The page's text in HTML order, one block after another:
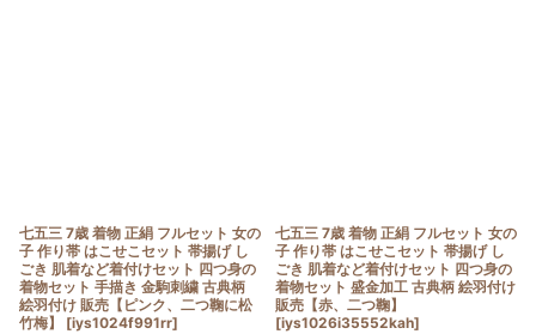
七五三 7歳 着物 正絹 フルセット 女の
子 作り帯 はこせこセット 帯揚げ し
ごき 肌着など着付けセット 四つ身の
着物セット 手描き 金駒刺繍 古典柄
絵羽付け 販売【ピンク、二つ鞠に松
竹梅】
[iys1024f991rr]
七五三 7歳 着物 正絹 フルセット 女の
子 作り帯 はこせこセット 帯揚げ し
ごき 肌着など着付けセット 四つ身の
着物セット 盛金加工 古典柄 絵羽付け
販売【赤、二つ鞠】
[iys1026i35552kah]